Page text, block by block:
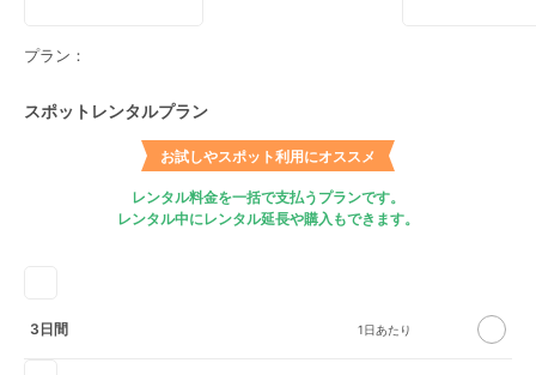
プラン：
スポットレンタルプラン
お試しやスポット利用にオススメ
レンタル料金を一括で支払うプランです。
レンタル中にレンタル延長や購入もできます。
3日間